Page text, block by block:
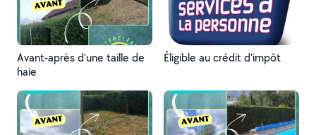
Avant-après d'une taille de
haie
Éligible au crédit d'impôt